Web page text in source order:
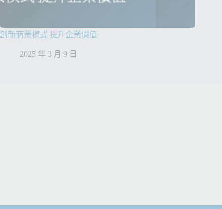
創新商業模式 提升企業價值
2025 年 3 月 9 日